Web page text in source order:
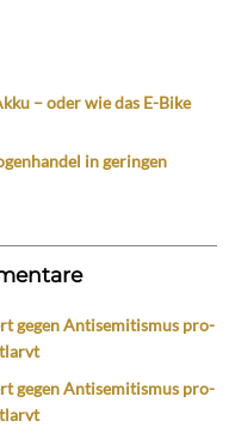
– oder wie das E-Bike
in geringen
gegen Antisemitismus pro-
gegen Antisemitismus pro-